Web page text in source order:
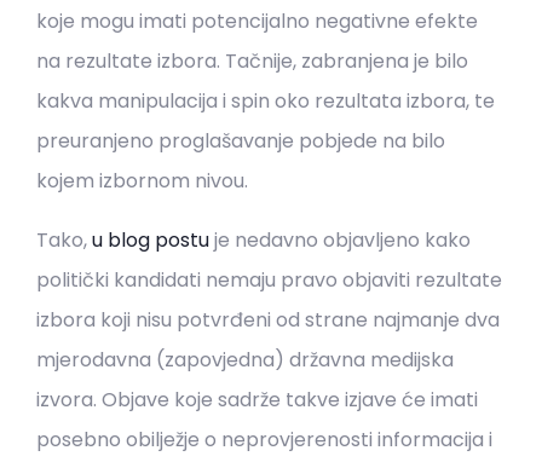
koje mogu imati potencijalno negativne efekte
na rezultate izbora. Tačnije, zabranjena je bilo
kakva manipulacija i spin oko rezultata izbora, te
preuranjeno proglašavanje pobjede na bilo
kojem izbornom nivou.
Tako,u blog postuje nedavno objavljeno kako
politički kandidati nemaju pravo objaviti rezultate
izbora koji nisu potvrđeni od strane najmanje dva
mjerodavna (zapovjedna) državna medijska
izvora. Objave koje sadrže takve izjave će imati
posebno obilježje o neprovjerenosti informacija i